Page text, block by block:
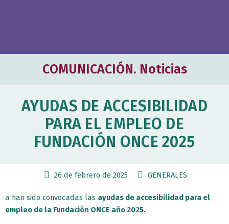
COMUNICACIÓN. Noticias
AYUDAS DE ACCESIBILIDAD
PARA EL EMPLEO DE
FUNDACIÓN ONCE 2025
26 de febrero de 2025 GENERALES
a han sido convocadas las ayudas de accesibilidad para el
empleo de la Fundación ONCE año 2025.